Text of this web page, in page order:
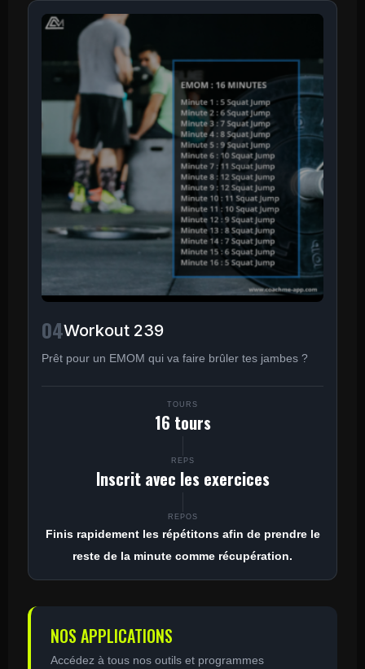
04Workout 239
Prêt pour un EMOM qui va faire brûler tes jambes ?
TOURS
16 tours
REPS
Inscrit avec les exercices
REPOS
Finis rapidement les répétitons afin de prendre le
reste de la minute comme récupération.
NOS APPLICATIONS
Accédez à tous nos outils et programmes